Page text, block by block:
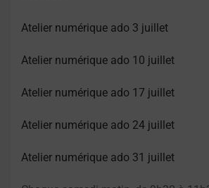
Atelier numérique ado 3 juillet
Atelier numérique ado 10 juillet
Atelier numérique ado 17 juillet
Atelier numérique ado 24 juillet
Atelier numérique ado 31 juillet